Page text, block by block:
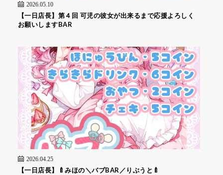
2026.05.10
【一日店長】第４回 可児の彼女が出来るまで応援よろしく
お願いしますBAR
2026.04.25
【一日店長】🍼みほの＼バブBAR／りぶうと🍼